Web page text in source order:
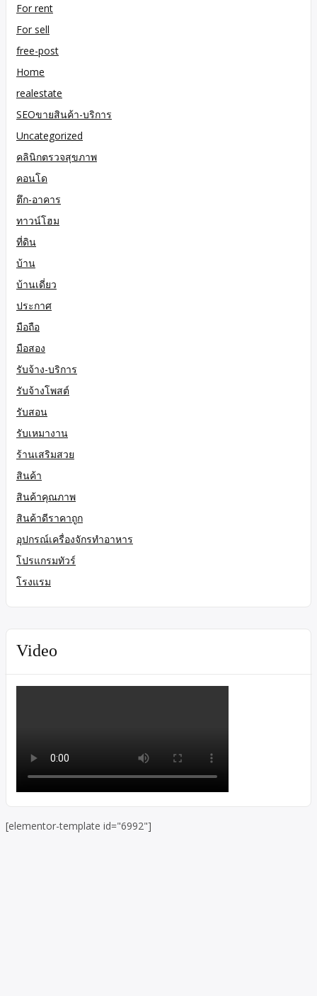
For rent
For sell
free-post
Home
realestate
SEOขายสินค้า-บริการ
Uncategorized
คลินิกตรวจสุขภาพ
คอนโด
ตึก-อาคาร
ทาวน์โฮม
ที่ดิน
บ้าน
บ้านเดี่ยว
ประกาศ
มือถือ
มือสอง
รับจ้าง-บริการ
รับจ้างโพสต์
รับสอน
รับเหมางาน
ร้านเสริมสวย
สินค้า
สินค้าคุณภาพ
สินค้าดีราคาถูก
อุปกรณ์เครื่องจักรทำอาหาร
โปรแกรมทัวร์
โรงแรม
Video
[elementor-template id="6992"]